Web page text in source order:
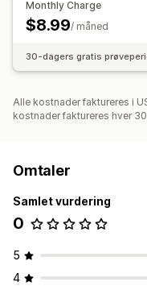
Filsikkerhet
Filvert
Monthly Charge
$8.99/ måned
30-dagers gratis
Alle kostnader faktureres i
kostnader faktureres hver
Omtaler
Samlet vurdering
0
5
4